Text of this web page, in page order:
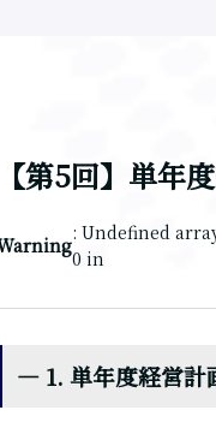
【第5回】単年
: Undefined
0 in
― 1. 単年度経営計